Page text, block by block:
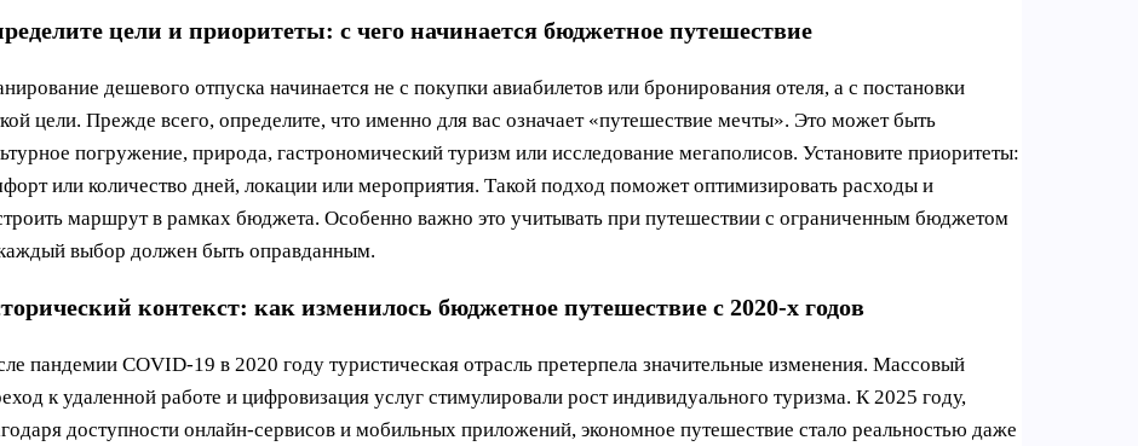
цели и приоритеты: с чего начинается бюджетное путешествие
дешевого отпуска начинается не с покупки авиабилетов или бронирования отеля, а с постановки
цели. Прежде всего, определите, что именно для вас означает «путешествие мечты». Это может быть
погружение, природа, гастрономический туризм или исследование мегаполисов. Установите приоритеты:
или количество дней, локации или мероприятия. Такой подход поможет оптимизировать расходы и
маршрут в рамках бюджета. Особенно важно это учитывать при путешествии с ограниченным бюджетом
выбор должен быть оправданным.
контекст: как изменилось бюджетное путешествие с 2020-х годов
пандемии COVID-19 в 2020 году туристическая отрасль претерпела значительные изменения. Массовый
к удаленной работе и цифровизация услуг стимулировали рост индивидуального туризма. К 2025 году,
доступности онлайн-сервисов и мобильных приложений, экономное путешествие стало реальностью даже